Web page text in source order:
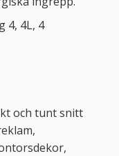
4, 4L, 4
och tunt snitt